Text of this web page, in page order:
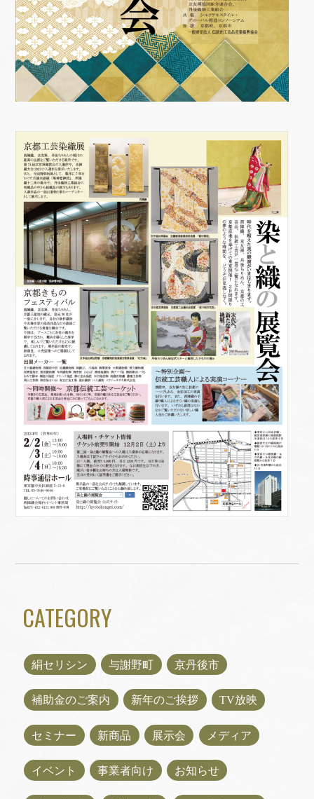
CATEGORY
絹セリシン 与謝野町 京丹後市
補助金のご案内 新年のご挨拶 TV放映
セミナー 新商品 展示会 メディア
イベント 事業者向け お知らせ